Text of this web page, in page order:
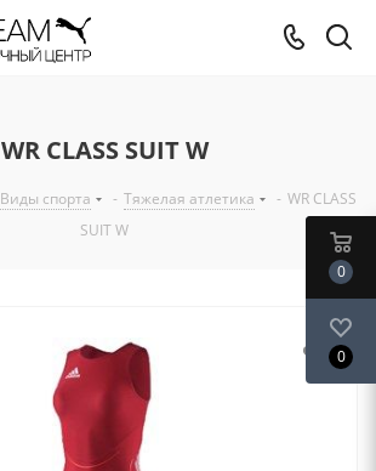
WR CLASS SUIT W
Виды спорта - Тяжелая атлетика - WR CLASS
SUIT W
0
0